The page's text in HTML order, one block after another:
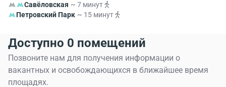
Савёловская ~ 7 минут
Петровский Парк ~ 15 минут
Доступно 0 помещений
Позвоните нам для получения информации о
вакантных и освобождающихся в ближайшее время
площадях.